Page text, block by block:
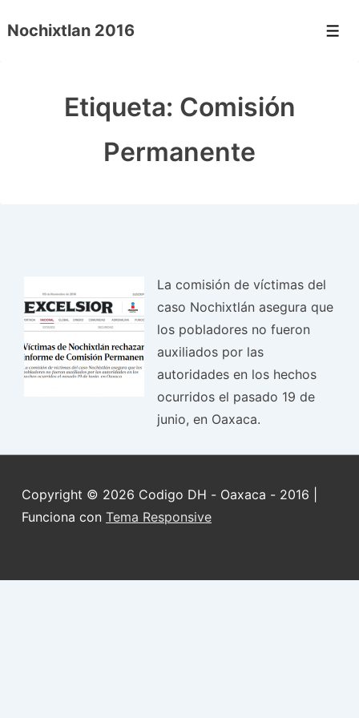
Saltar
Nochixtlan 2016
Etiqueta: Comisión
Permanente
La comisión de víctimas del
caso Nochixtlán asegura que
los pobladores no fueron
auxiliados por las
autoridades en los hechos
ocurridos el pasado 19 de
junio, en Oaxaca.
Copyright © 2026 Codigo DH - Oaxaca - 2016
Funciona con Tema Responsive